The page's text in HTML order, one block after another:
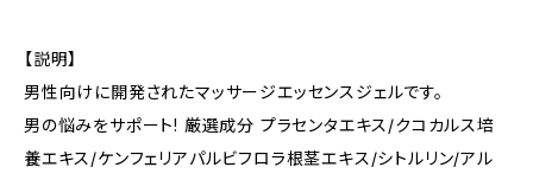
【説明】
男性向けに開発されたマッサージエッセンスジェルです。
男の悩みをサポート! 厳選成分 プラセンタエキス/クコカルス培
養エキス/ケンフェリアパルビフロラ根茎エキス/シトルリン/アル